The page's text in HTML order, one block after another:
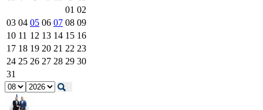
01 02
03 04 05 06 07 08 09
10 11 12 13 14 15 16
17 18 19 20 21 22 23
24 25 26 27 28 29 30
31